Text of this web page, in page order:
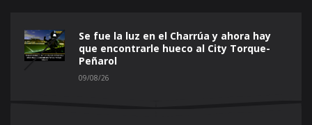
Se fue la luz en el Charrúa y ahora hay
que encontrarle hueco al City Torque-
Peñarol
09/08/26